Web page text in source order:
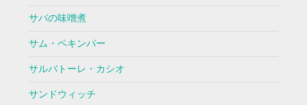
サバの味噌煮
サム・ペキンパー
サルバトーレ・カシオ
サンドウィッチ